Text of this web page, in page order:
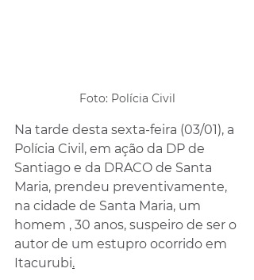
Foto: Polícia Civil
Na tarde desta sexta-feira (03/01), a
Polícia Civil, em ação da DP de
Santiago e da DRACO de Santa
Maria, prendeu preventivamente,
na cidade de Santa Maria, um
homem , 30 anos, suspeiro de ser o
autor de um estupro ocorrido em
Itacurubi.